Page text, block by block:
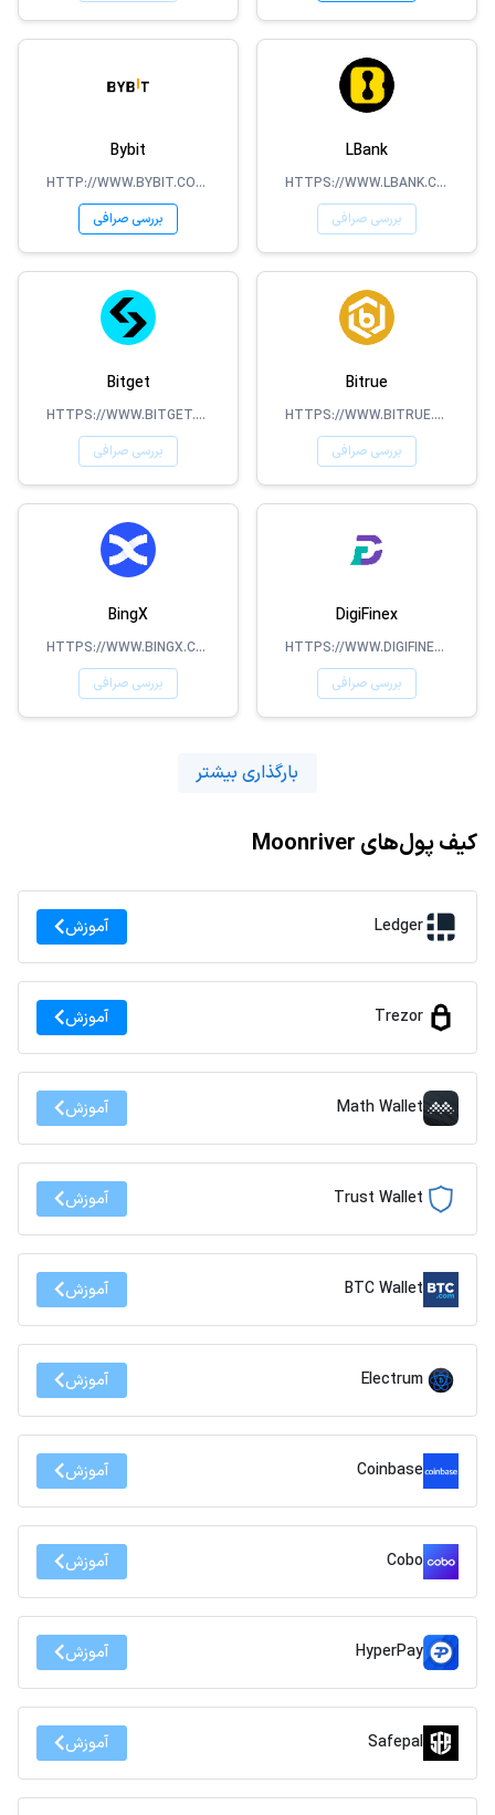
LBank
HTTPS://WWW.LBANK.COM/
بررسی صرافی
Bybit
HTTP://WWW.BYBIT.COM/
بررسی صرافی
Bitrue
HTTPS://WWW.BITRUE.COM/
بررسی صرافی
Bitget
HTTPS://WWW.BITGET.COM
بررسی صرافی
DigiFinex
HTTPS://WWW.DIGIFINEX.COM/
بررسی صرافی
BingX
HTTPS://WWW.BINGX.COM/EN-US/
بررسی صرافی
بارگذاری بیشتر
کیف پول‌های Moonriver
Ledger آموزش
Trezor آموزش
Math Wallet آموزش
Trust Wallet آموزش
BTC Wallet آموزش
Electrum آموزش
Coinbase آموزش
Cobo آموزش
HyperPay آموزش
Safepal آموزش